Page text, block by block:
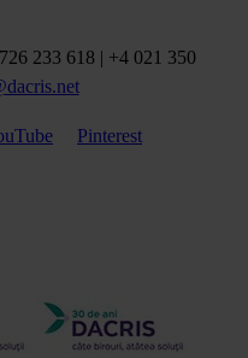
233 618 | +4 021 350
Pinterest